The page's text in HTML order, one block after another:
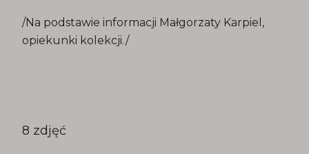
/Na podstawie informacji Małgorzaty Karpiel,
opiekunki kolekcji./
8 zdjęć